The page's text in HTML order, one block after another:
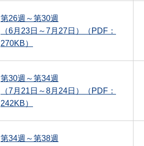
第26週～第30週
（6月23日～7月27日）（PDF：
270KB）
第30週～第34週
（7月21日～8月24日）（PDF：
242KB）
第34週～第38週